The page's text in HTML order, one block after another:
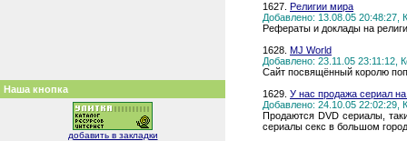
Наша кнопка
добавить в закладки
1627. Религии мира
Добавлено: 13.08.05 20:48:27,
Рефераты и доклады на
1628. MJ World
Добавлено: 23.11.05 23:11:12,
Сайт посвящённый королю
1629. У нас продажа сериал
Добавлено: 24.10.05 22:02:29,
Продаются DVD сериалы,
сериалы секс в большом